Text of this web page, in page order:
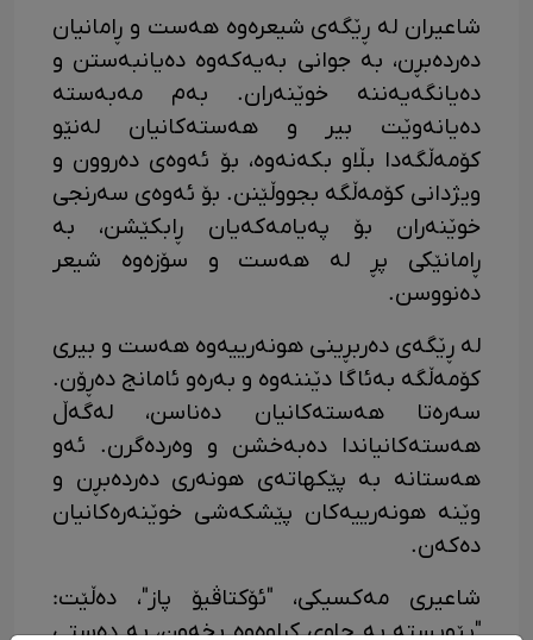
شاعیران لە ڕێگەی شیعرەوە هەست و ڕامانیان
دەردەبڕن، بە جوانی بەیەکەوە دەیانبەستن و
دەیانگەیەننە خوێنەران. بەم مەبەستە
دەیانەوێت بیر و هەستەکانیان لەنێو
کۆمەڵگەدا بڵاو بکەنەوە، بۆ ئەوەی دەروون و
ویژدانی کۆمەڵگە بجووڵێنن. بۆ ئەوەی سەرنجی
خوێنەران بۆ پەیامەکەیان ڕابکێشن، بە
ڕامانێکی پڕ لە هەست و سۆزەوە شیعر
دەنووسن.
لە ڕێگەی دەربڕینی هونەرییەوە هەست و بیری
کۆمەڵگە بەئاگا دێننەوە و بەرەو ئامانج دەڕۆن.
سەرەتا هەستەکانیان دەناسن، لەگەڵ
هەستەکانیاندا دەبەخشن و وەردەگرن. ئەو
هەستانە بە پێکهاتەی هونەری دەردەبڕن و
وێنە هونەرییەکان پێشکەشی خوێنەرەکانیان
دەکەن.
شاعیری مەکسیکی، "ئۆکتاڤیۆ پاز"، دەڵێت:
"پێویستە بە چاوی کراوەوە بخەون، بە دەستی